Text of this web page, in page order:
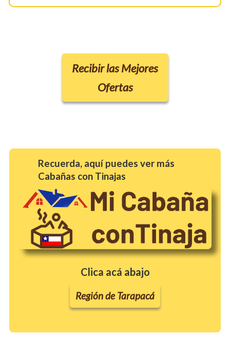
Recibir las Mejores
Ofertas
Recuerda, aquí puedes ver más
Cabañas con Tinajas
Clica acá abajo
Región de Tarapacá